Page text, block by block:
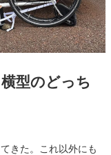
型のどっち
きた。これ以外にも